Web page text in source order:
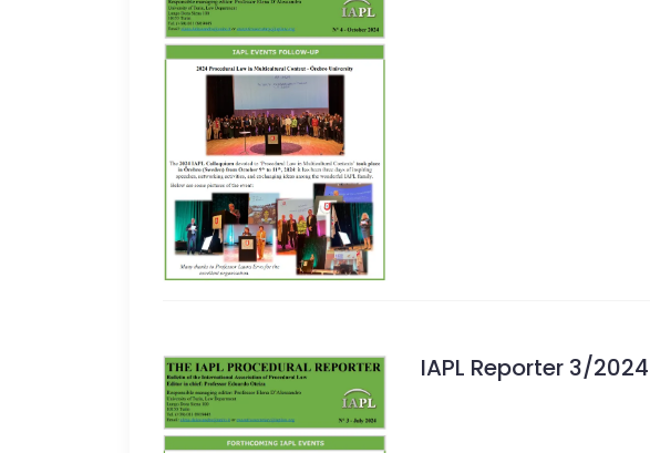
IAPL Reporter 3/2024